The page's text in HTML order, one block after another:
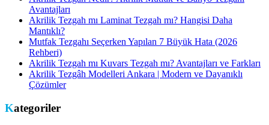
Avantajları
Akrilik Tezgah mı Laminat Tezgah mı? Hangisi Daha
Mantıklı?
Mutfak Tezgahı Seçerken Yapılan 7 Büyük Hata (2026
Rehberi)
Akrilik Tezgah mı Kuvars Tezgah mı? Avantajları ve Farkları
Akrilik Tezgâh Modelleri Ankara | Modern ve Dayanıklı
Çözümler
Kategoriler